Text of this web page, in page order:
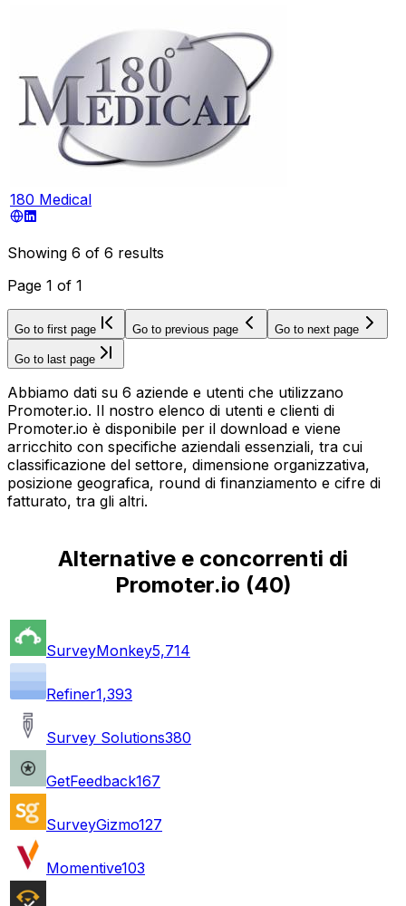
180 Medical
Showing 6 of 6 results
Page 1 of 1
Go to first page Go to previous page Go to next page
Go to last page
Abbiamo dati su 6 aziende e utenti che utilizzano
Promoter.io. Il nostro elenco di utenti e clienti di
Promoter.io è disponibile per il download e viene
arricchito con specifiche aziendali essenziali, tra cui
classificazione del settore, dimensione organizzativa,
posizione geografica, round di finanziamento e cifre di
fatturato, tra gli altri.
Alternative e concorrenti di
Promoter.io (40)
SurveyMonkey5,714
Refiner1,393
Survey Solutions380
GetFeedback167
SurveyGizmo127
Momentive103